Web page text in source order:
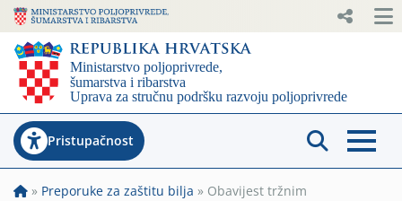
Pristupačnost
» Preporuke za zaštitu bilja » Obavijest tržnim